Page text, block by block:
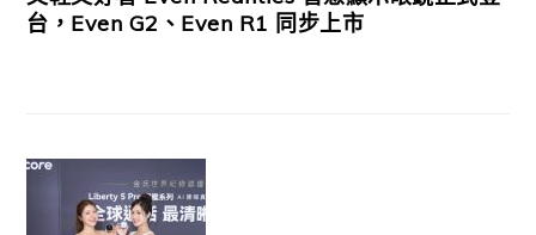
台，Even G2、Even R1 同步上市